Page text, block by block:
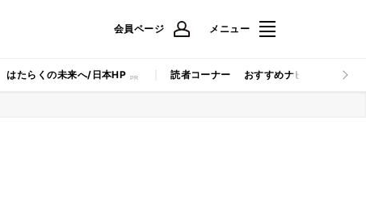
会員ページ メニュー
はたらくの未来へ/日本HP 読者コーナー おすすめナビ マイナビ